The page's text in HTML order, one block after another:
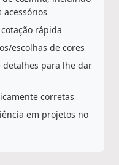
rápida
escolhas de cores
detalhes para lhe dar
corretas
em projetos no